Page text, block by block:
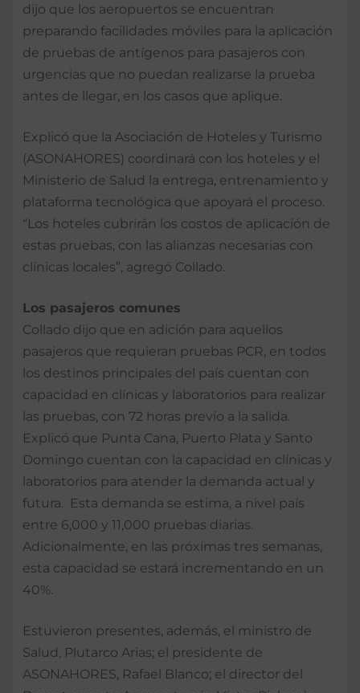
dijo que los aeropuertos se encuentran
preparando facilidades móviles para la aplicación
de pruebas de antígenos para pasajeros con
urgencias que no puedan realizarse la prueba
antes de llegar, en los casos que aplique.
Explicó que la Asociación de Hoteles y Turismo
(ASONAHORES) coordinará con los hoteles y el
Ministerio de Salud la entrega, entrenamiento y
plataforma tecnológica que apoyará el proceso.
“Los hoteles cubrirán los costos de aplicación de
estas pruebas, con las alianzas necesarias con
clínicas locales”, agregó Collado.
Los pasajeros comunes
Collado dijo que en adición para aquellos
pasajeros que requieran pruebas PCR, en todos
los destinos principales del país cuentan con
capacidad en clínicas y laboratorios para realizar
las pruebas, con 72 horas previo a la salida.
Explicó que Punta Cana, Puerto Plata y Santo
Domingo cuentan con la capacidad en clínicas y
laboratorios para atender la demanda actual y
futura. Esta demanda se estima, a nivel país
entre 6,000 y 11,000 pruebas diarias.
Adicionalmente, en las próximas tres semanas,
esta capacidad se estará incrementando en un
40%.
Estuvieron presentes, además, el ministro de
Salud, Plutarco Arias; el presidente de
ASONAHORES, Rafael Blanco; el director del